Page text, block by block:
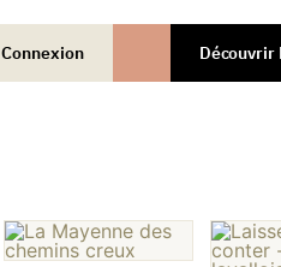
Connexion Découvrir